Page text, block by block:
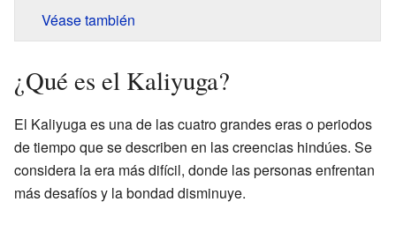
Véase también
¿Qué es el Kaliyuga?
El Kaliyuga es una de las cuatro grandes eras o periodos
de tiempo que se describen en las creencias hindúes. Se
considera la era más difícil, donde las personas enfrentan
más desafíos y la bondad disminuye.